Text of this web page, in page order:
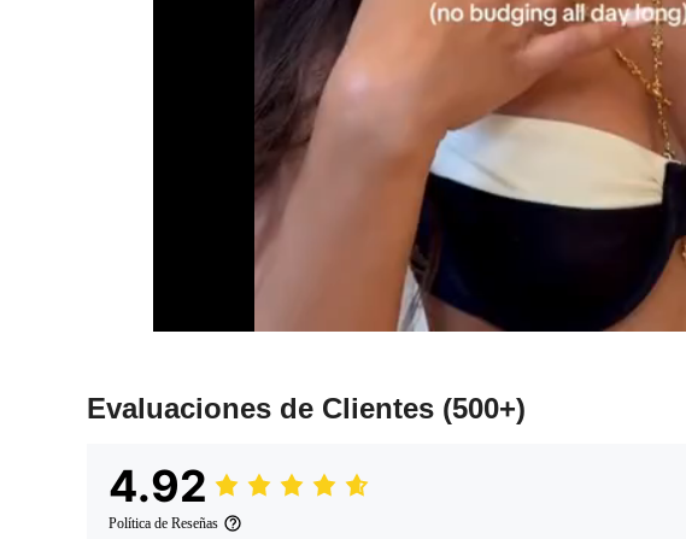
Evaluaciones de Clientes (500+)
4.92
Política de Reseñas